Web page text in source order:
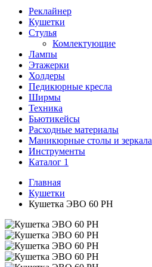
Реклайнер
Кушетки
Стулья
Комлектующие
Лампы
Этажерки
Холдеры
Педикюрные кресла
Ширмы
Техника
Бьютикейсы
Расходные материалы
Маникюрные столы и зеркала
Инструменты
Каталог 1
Главная
Кушетки
Кушетка ЭВО 60 РН